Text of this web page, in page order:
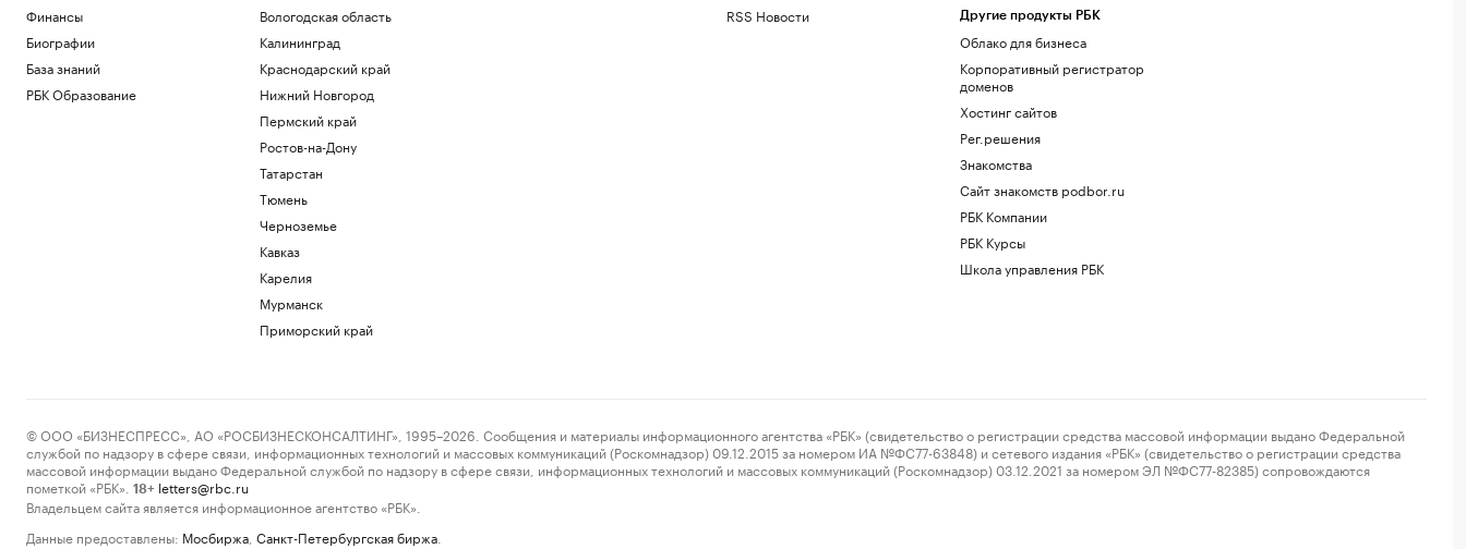
Финансы
Биографии
База знаний
РБК Образование
Вологодская область
Калининград
Краснодарский край
Нижний Новгород
Пермский край
Ростов-на-Дону
Татарстан
Тюмень
Черноземье
Кавказ
Карелия
Мурманск
Приморский край
RSS Новости Другие продукты РБК
Облако для бизнеса
Корпоративный регистратор
доменов
Хостинг сайтов
Рег.решения
Знакомства
Сайт знакомств podbor.ru
РБК Компании
РБК Курсы
Школа управления РБК
© ООО «БИЗНЕСПРЕСС», АО «РОСБИЗНЕСКОНСАЛТИНГ», 1995–2026. Сообщения и материалы информационного агентства «РБК» (свидетельство о регистрации средства массовой информации выдано Федеральной
службой по надзору в сфере связи, информационных технологий и массовых коммуникаций (Роскомнадзор) 09.12.2015 за номером ИА №ФС77-63848) и сетевого издания «РБК» (свидетельство о регистрации средства
массовой информации выдано Федеральной службой по надзору в сфере связи, информационных технологий и массовых коммуникаций (Роскомнадзор) 03.12.2021 за номером ЭЛ №ФС77-82385) сопровождаются
пометкой «РБК».
18+ letters@rbc.ru
Владельцем сайта является информационное агентство «РБК».
Данные предоставлены: Мосбиржа Санкт-Петербургская биржа